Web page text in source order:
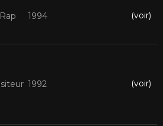
1994 (voir)
1992 (voir)